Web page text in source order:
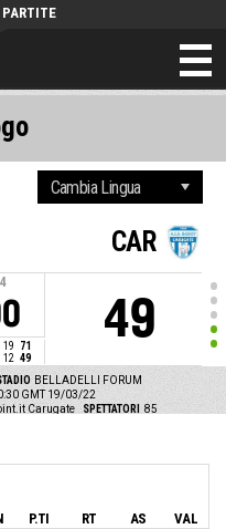
PARTITE
4
19
71
12 49
CAR
49
BELLADELLI FORUM
GMT 19/03/22
Carugate
SPETTATORI 85
P.TI RT AS VAL